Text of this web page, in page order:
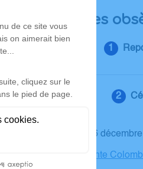
Déroulé des
Le lundi 26
Église Sainte